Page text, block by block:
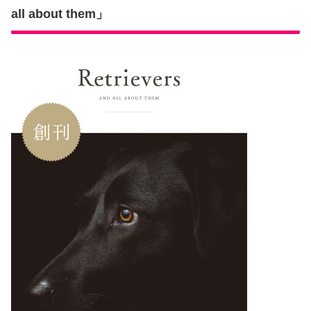
all about them」